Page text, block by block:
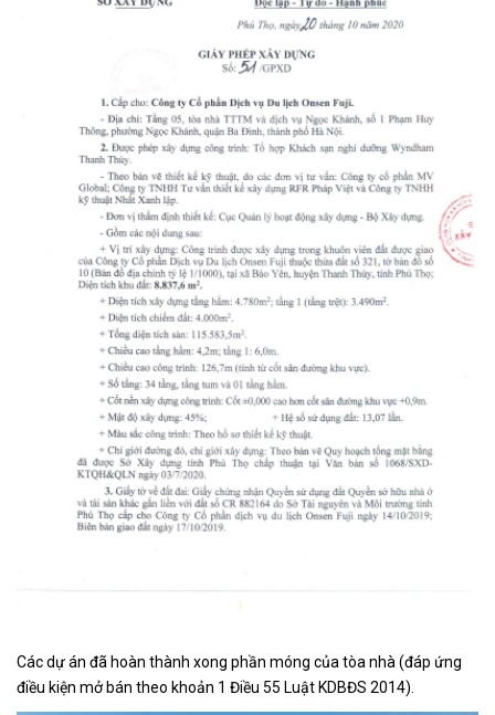
Các dự án đã hoàn thành xong phần móng của tòa nhà (đáp ứng
điều kiện mở bán theo khoản 1 Điều 55 Luật KDBĐS 2014).